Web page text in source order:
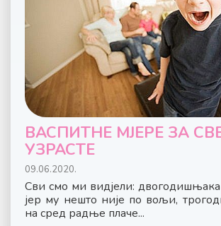
ВАСПИТНЕ МЈЕРЕ ЗА
УЗРАСТЕ
09.06.2020.
Сви смо ми видjели: двогодишњака
јер му нешто није по вољи,
на сред радње плаче...